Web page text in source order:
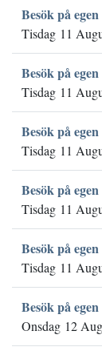
Besök på
Tisdag 11
Besök på
Tisdag 11
Besök på
Tisdag 11
Besök på
Tisdag 11
Besök på
Tisdag 11
Besök på
Onsdag 12